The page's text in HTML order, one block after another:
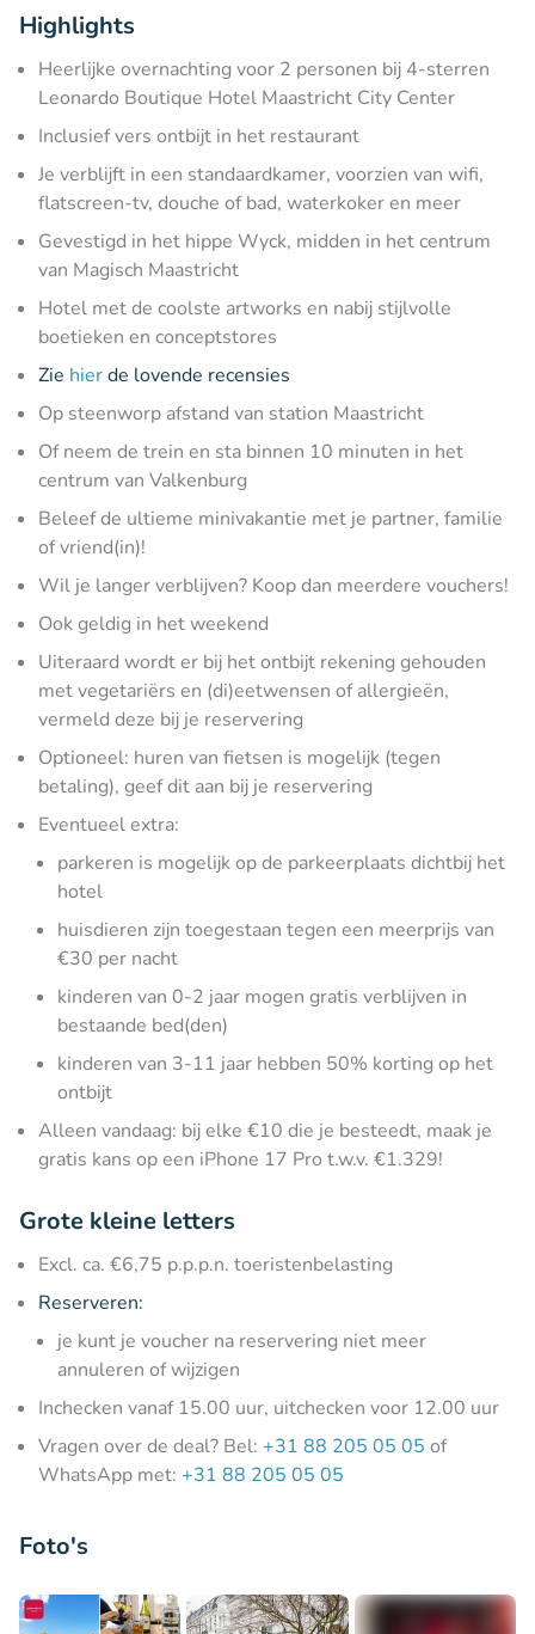
Highlights
Heerlijke overnachting voor 2 personen bij 4-sterren
Leonardo Boutique Hotel Maastricht City Center
Inclusief vers ontbijt in het restaurant
Je verblijft in een standaardkamer, voorzien van wifi,
flatscreen-tv, douche of bad, waterkoker en meer
Gevestigd in het hippe Wyck, midden in het centrum
van Magisch Maastricht
Hotel met de coolste artworks en nabij stijlvolle
boetieken en conceptstores
Zie hierde lovende recensies
Op steenworp afstand van station Maastricht
Of neem de trein en sta binnen 10 minuten in het
centrum van Valkenburg
Beleef de ultieme minivakantie met je partner, familie
of vriend(in)!
Wil je langer verblijven? Koop dan meerdere vouchers!
Ook geldig in het weekend
Uiteraard wordt er bij het ontbijt rekening gehouden
met vegetariërs en (di)eetwensen of allergieën,
vermeld deze bij je reservering
Optioneel: huren van fietsen is mogelijk (tegen
betaling), geef dit aan bij je reservering
Eventueel extra:
parkeren is mogelijk op de parkeerplaats dichtbij het
hotel
huisdieren zijn toegestaan tegen een meerprijs van
€30 per nacht
kinderen van 0-2 jaar mogen gratis verblijven in
bestaande bed(den)
kinderen van 3-11 jaar hebben 50% korting op het
ontbijt
Alleen vandaag: bij elke €10 die je besteedt, maak je
gratis kans op een iPhone 17 Pro t.w.v. €1.329!
Grote kleine letters
Excl. ca. €6,75 p.p.p.n. toeristenbelasting
Reserveren:
je kunt je voucher na reservering niet meer
annuleren of wijzigen
Inchecken vanaf 15.00 uur, uitchecken voor 12.00 uur
Vragen over de deal? Bel: +31 88 205 05 05 of
WhatsApp met: +31 88 205 05 05
Foto's